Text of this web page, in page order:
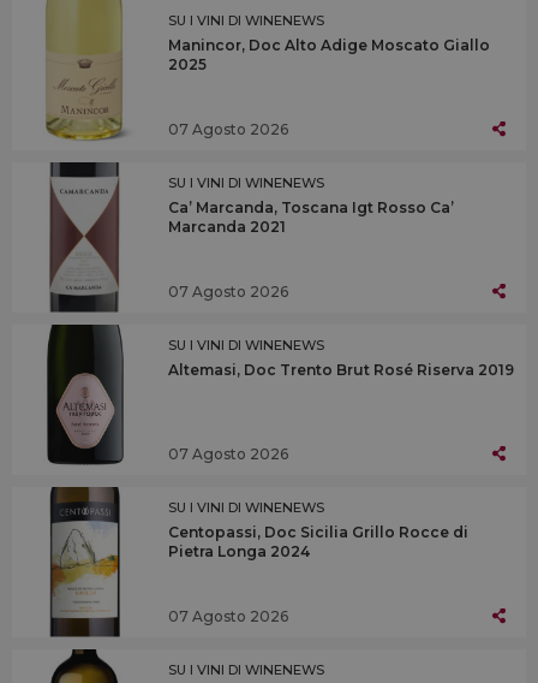
SU I VINI DI WINENEWS
Manincor, Doc Alto Adige Moscato Giallo
2025
07 Agosto 2026
SU I VINI DI WINENEWS
Ca’ Marcanda, Toscana Igt Rosso Ca’
Marcanda 2021
07 Agosto 2026
SU I VINI DI WINENEWS
Altemasi, Doc Trento Brut Rosé Riserva 2019
07 Agosto 2026
SU I VINI DI WINENEWS
Centopassi, Doc Sicilia Grillo Rocce di
Pietra Longa 2024
07 Agosto 2026
SU I VINI DI WINENEWS